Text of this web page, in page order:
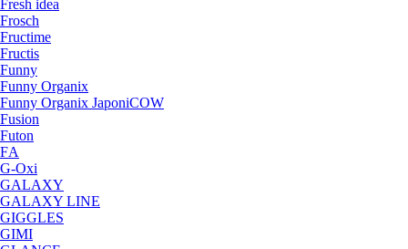
Fresh idea
Frosch
Fructime
Fructis
Funny
Funny Organix
Funny Organix JaponiCOW
Fusion
Futon
FА
G-Oxi
GALAXY
GALAXY LINE
GIGGLES
GIMI